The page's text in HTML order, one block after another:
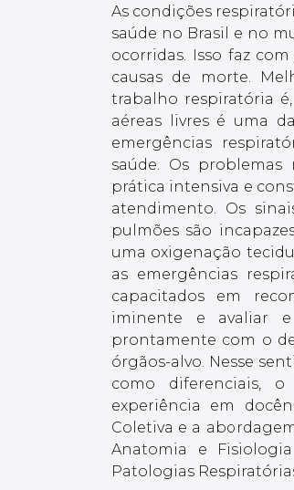
As condições
saúde no Brasil e no
ocorridas. Isso faz
causas de morte.
trabalho respiratória
aéreas livres é uma
emergências
saúde. Os
prática intensiva e
atendimento. Os
pulmões são
uma oxigenação
as emergências
capacitados em
iminente e avaliar
prontamente com o
órgãos-alvo. Nesse
como diferenciais,
experiência em
Coletiva e a
Anatomia e
Patologias